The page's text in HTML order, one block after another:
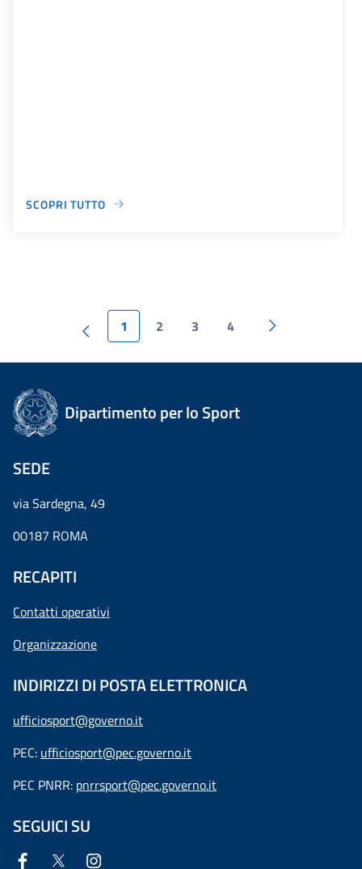
SCOPRI TUTTO
1 2 3 4
Dipartimento per lo Sport
SEDE
via Sardegna, 49
00187 ROMA
RECAPITI
Contatti operativi
Organizzazione
INDIRIZZI DI POSTA ELETTRONICA
ufficiosport@governo.it
PEC: ufficiosport@pec.governo.it
PEC PNRR: pnrrsport@pec.governo.it
SEGUICI SU